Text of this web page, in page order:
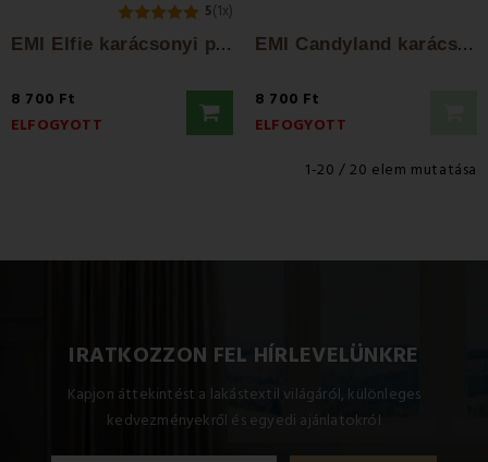
5(1x)
E
MI Elfie karácsonyi pamut ágyneműhuzat
8 700 Ft
ELFOGYOTT
E
MI Candyland karácsonyi pamut ágyneműhuzat
8 700 Ft
ELFOGYOTT
1-20 / 20 elem mutatása
IRATKOZZON FEL HÍRLEVELÜNKRE
Kapjon áttekintést a lakástextil világáról, különleges
kedvezményekről és egyedi ajánlatokról